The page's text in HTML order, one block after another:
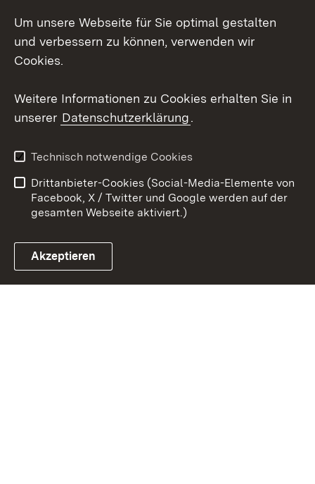
LinkedIn
Link zum Landesportal
Datenschutz
Barrierefreiheit
Impressum
Cookies
Um unsere Webseite für Sie optimal gestalten
und verbessern zu können, verwenden wir
Cookies.
Weitere Informationen zu Cookies erhalten Sie in
unserer Datenschutzerklärung.
Technisch notwendige Cookies
Drittanbieter-Cookies (Social-Media-Elemente von
Facebook, X / Twitter und Google werden auf der
gesamten Webseite aktiviert.)
Akzeptieren